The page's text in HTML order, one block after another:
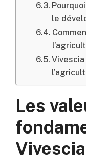
le
Les
Vivescia